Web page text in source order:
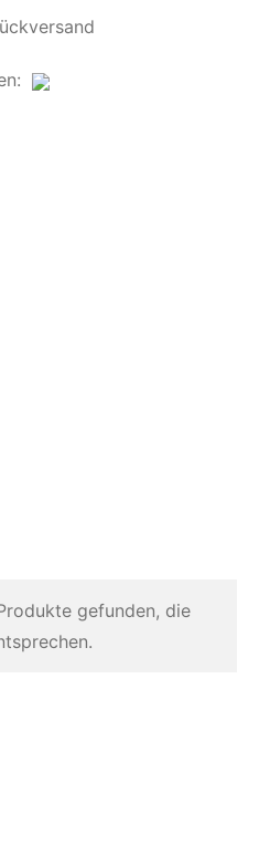
:
gefunden, die